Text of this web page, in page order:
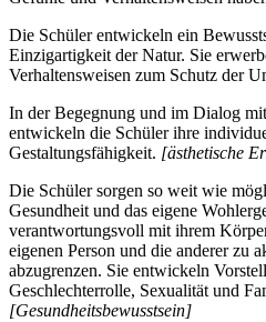
Die Schüler entwickeln ein
Einzigartigkeit der Natur. Sie
Verhaltensweisen zum Schutz der
In der Begegnung und im Dialog
entwickeln die Schüler ihre
Gestaltungsfähigkeit. [ästhetische
Die Schüler sorgen so weit wie
Gesundheit und das eigene
verantwortungsvoll mit ihrem
eigenen Person und die anderer zu
abzugrenzen. Sie entwickeln
Geschlechterrolle, Sexualität und
[Gesundheitsbewusstsein]